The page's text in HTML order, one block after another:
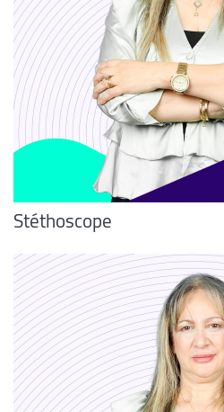
Stéthoscope